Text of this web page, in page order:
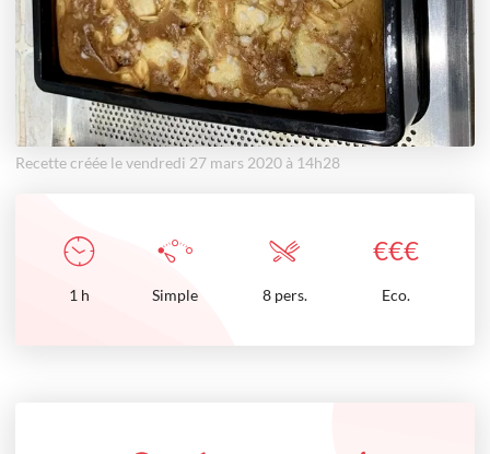
Recette créée le vendredi 27 mars 2020 à 14h28
€€€
1 h Simple 8 pers. Eco.